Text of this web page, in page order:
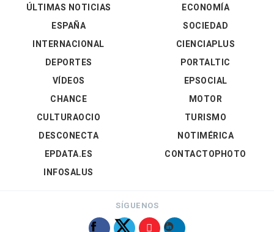
ÚLTIMAS NOTICIAS
ESPAÑA
INTERNACIONAL
DEPORTES
VÍDEOS
ECONOMÍA
SOCIEDAD
CIENCIAPLUS
PORTALTIC
EPSOCIAL
CHANCE
CULTURAOCIO
DESCONECTA
EPDATA.ES
INFOSALUS
MOTOR
TURISMO
NOTIMÉRICA
CONTACTOPHOTO
SÍGUENOS